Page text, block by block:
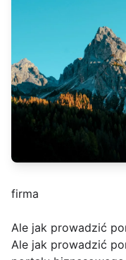
firma
Ale jak prowadzić
Ale jak prowadzić